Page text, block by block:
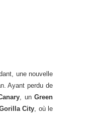
une nouvelle
Ayant perdu de
, unGreen
City , où le